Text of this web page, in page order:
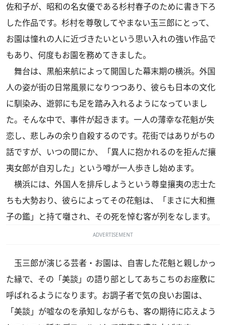
佐和子が、昭和の名女優である杉村春子のために書き下ろ
した作品です。杉村を尊敬してやまない玉三郎にとって、
お園は憧れの人に近づきたいという思い入れの強い作品で
もあり、何度もお園を務めてきました。
舞台は、黒船来航によって開国した幕末期の横浜。外国
人の姿が街の日常風景になりつつあり、彼らも日本の文化
に馴染み、遊郭にも足を踏み入れるようになっていまし
た。そんな中で、事件が起きます。一人の薄幸な花魁が失
恋し、悲しみの余り自殺するのです。花街ではありがちの
話ですが、いつの間にか、「異人に抱かれるのを拒んだ攘
夷女郎が自刃した」という噂が一人歩きし始めます。
横浜には、外国人を排斥しようという尊皇攘夷の志士た
ちも大勢おり、彼らによってその花魁は、「まさに大和撫
子の鑑」と持て囃され、その死を悼む客が列をなします。
ADVERTISEMENT
玉三郎が演じる芸者・お園は、自害した花魁と親しかっ
た縁で、その「美談」の語り部としてあちこちのお座敷に
呼ばれるようになります。お調子者で気の良いお園は、
「美談」が嘘なのを承知しながらも、客の期待に応えよう